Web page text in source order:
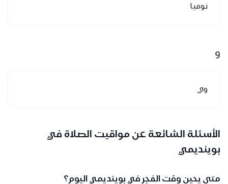
نوميا
و
وي
الأسئلة الشائعة عن مواقيت الصلاة في
بوينديمي
متى يحين وقت الفجر في بوينديمي اليوم؟